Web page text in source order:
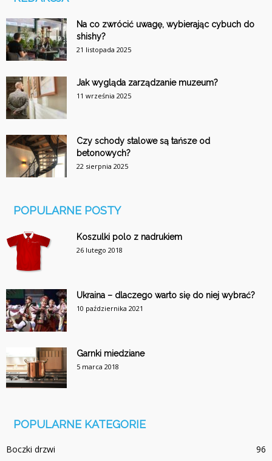
Na co zwrócić uwagę, wybierając cybuch do
shishy?
21 listopada 2025
Jak wygląda zarządzanie muzeum?
11 września 2025
Czy schody stalowe są tańsze od
betonowych?
22 sierpnia 2025
POPULARNE POSTY
Koszulki polo z nadrukiem
26 lutego 2018
Ukraina – dlaczego warto się do niej wybrać?
10 października 2021
Garnki miedziane
5 marca 2018
POPULARNE KATEGORIE
Boczki drzwi
96